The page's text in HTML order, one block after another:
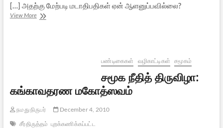
[…] அதற்கு மேற்படி மடாதிபதிகள் ஏன் ஆளனுப்பவில்லை?
View Moreமலருங்கள்
பண்டிகைகள் வழிகாட்டிகள் சமூகம்
சமூக நீதித் திருவிழா:
கங்காவதரண மகோத்ஸவம்
நமது நிருபர்
December 4, 2010
சீர்திருத்தம் புறக்கணிக்கப்பட்ட